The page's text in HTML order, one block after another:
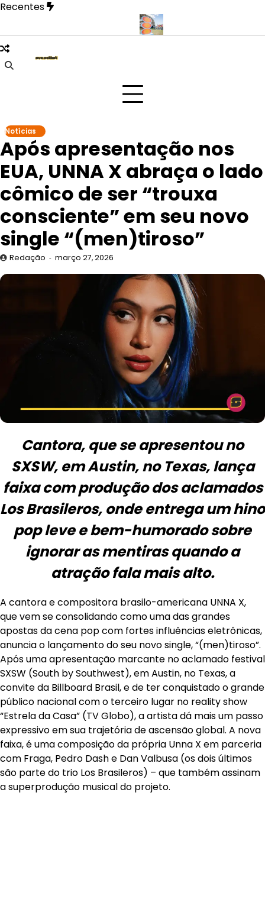
Skip
content
Recentes
mais íntima em novo EP
Notícias
Após apresentação nos
EUA, UNNA X abraça o lado
cômico de ser “trouxa
consciente” em seu novo
single “(men)tiroso”
Redação março 27, 2026
Cantora, que se apresentou no
SXSW, em Austin, no Texas, lança
faixa com produção dos aclamados
Los Brasileros, onde entrega um hino
pop leve e bem-humorado sobre
ignorar as mentiras quando a
atração fala mais alto.
A cantora e compositora brasilo-americana UNNA X,
que vem se consolidando como uma das grandes
apostas da cena pop com fortes influências eletrônicas,
anuncia o lançamento do seu novo single, “(men)tiroso”.
Após uma apresentação marcante no aclamado festival
SXSW (South by Southwest), em Austin, no Texas, a
convite da Billboard Brasil, e de ter conquistado o grande
público nacional com o terceiro lugar no reality show
“Estrela da Casa” (TV Globo), a artista dá mais um passo
expressivo em sua trajetória de ascensão global. A nova
faixa, é uma composição da própria Unna X em parceria
com Fraga, Pedro Dash e Dan Valbusa (os dois últimos
são parte do trio Los Brasileros) – que também assinam
a superprodução musical do projeto.